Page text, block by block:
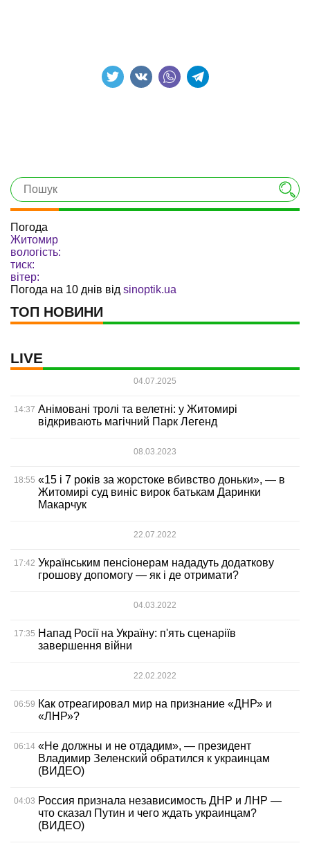
Погода
Житомир
вологість:
тиск:
вітер:
Погода на 10 днів від sinoptik.ua
ТОП НОВИНИ
LIVE
04.07.2025
14:37 Анімовані тролі та велетні: у Житомирі
відкривають магічний Парк Легенд
08.03.2023
18:55 «15 і 7 років за жорстоке вбивство доньки», — в
Житомирі суд виніс вирок батькам Даринки
Макарчук
22.07.2022
17:42 Українським пенсіонерам нададуть додаткову
грошову допомогу — як і де отримати?
04.03.2022
17:35 Напад Росії на Україну: п'ять сценаріїв
завершення війни
22.02.2022
06:59 Как отреагировал мир на признание «ДНР» и
«ЛНР»?
06:14 «Не должны и не отдадим», — президент
Владимир Зеленский обратился к украинцам
(ВИДЕО)
04:03 Россия признала независимость ДНР и ЛНР —
что сказал Путин и чего ждать украинцам?
(ВИДЕО)